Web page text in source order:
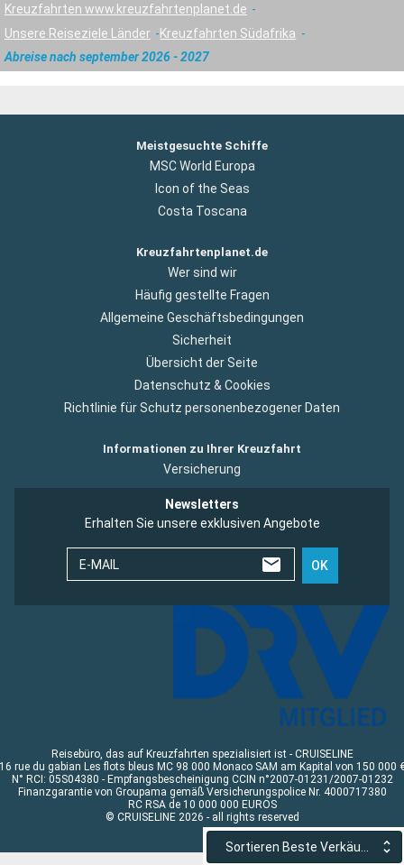
Kreuzfahrten www.kreuzfahrtenplanet.de
Unsere Reiseziele Länder
Kreuzfahrten Südafrika
Abreise nach september 2026 - 2027
Meistgesuchte Schiffe
MSC World Europa
Icon of the Seas
Costa Toscana
Kreuzfahrtenplanet.de
Wer sind wir
Häufig gestellte Fragen
Allgemeine Geschäftsbedingungen
Sicherheit
Übersicht der Seite
Datenschutz & Cookies
Richtlinie für Schutz personenbezogener Daten
Informationen zu Ihrer Kreuzfahrt
Versicherung
Newsletters
Erhalten Sie unsere exklusiven Angebote
E-MAIL OK
Reisebüro, das auf Kreuzfahrten spezialisiert ist - CRUISELINE
rue du gabian Les flots bleus MC 98 000 Monaco SAM am Kapital von 150 000
N° RCI: 05S04380 - Empfangsbescheinigung CCIN n°2007-01231/2007-01232
Finanzgarantie von Groupama gemäß Versicherungspolice Nr. 4000717380
RC RSA de 10 000 000 EUROS
© CRUISELINE 2026 - all rights reserved